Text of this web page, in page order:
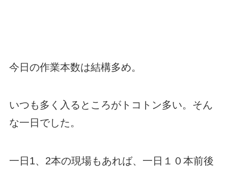
今日の作業本数は結構多め。
いつも多く入るところがトコトン多い。そん
な一日でした。
一日1、2本の現場もあれば、一日１０本前後